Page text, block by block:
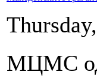
МЦМС